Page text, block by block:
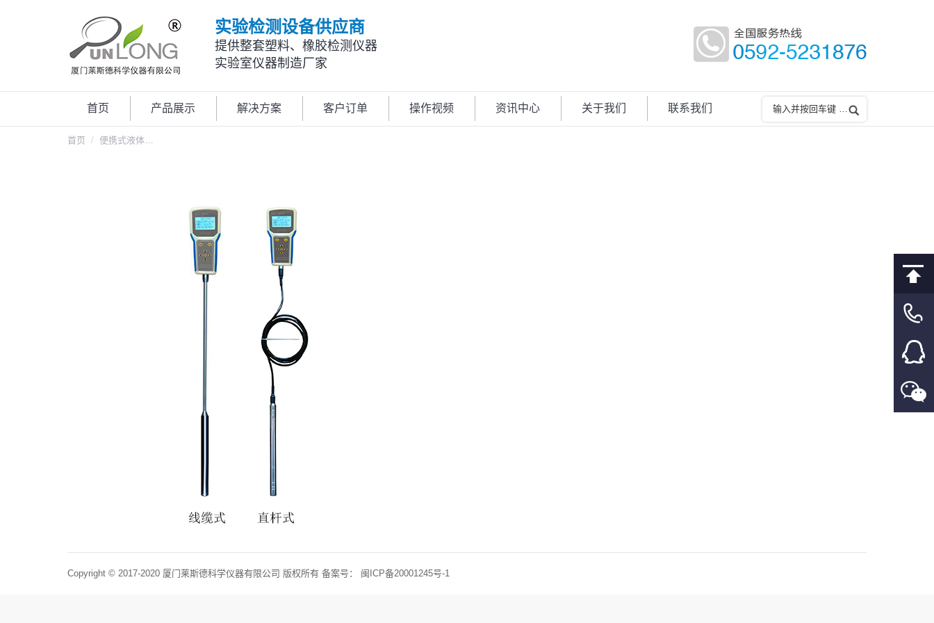
实验检测设备供应商
提供整套塑料、橡胶检测仪器
实验室仪器制造厂家
首页 产品展示 解决方案 客户订单 操作视频 资讯中心 关于我们 联系我们
您在这里：
首页 便携式液体…
Copyright © 2017-2020 厦门莱斯德科学仪器有限公司 版权所有 备案号： 闽ICP备20001245号-1